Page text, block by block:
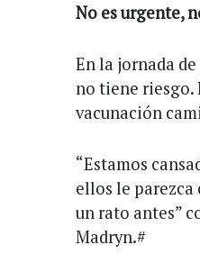
No es urgente,
En la jornada
no tiene riesgo.
vacunación
“Estamos
ellos le parezca
un rato antes”
Madryn.#